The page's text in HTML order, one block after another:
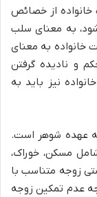
خانواده از خصائص
به معنای سلب
به معنای
و نادیده گرفتن
نیز باید به
عهده شوهر است.
مسکن، خوراک،
زوجه متناسب با
عدم تمکین زوجه